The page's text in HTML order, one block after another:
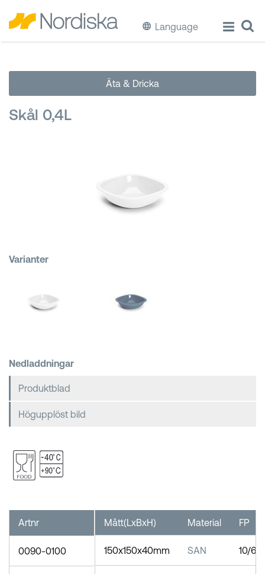
Language
Laga & Förvara mat
Äta & Dricka
Äta & Dricka
Skål 0,4L
Varianter
Nedladdningar
Produktblad
Högupplöst bild
Mått(LxBxH) Material FP
150x150x40mm SAN 10/60
Artnr
0090-0100